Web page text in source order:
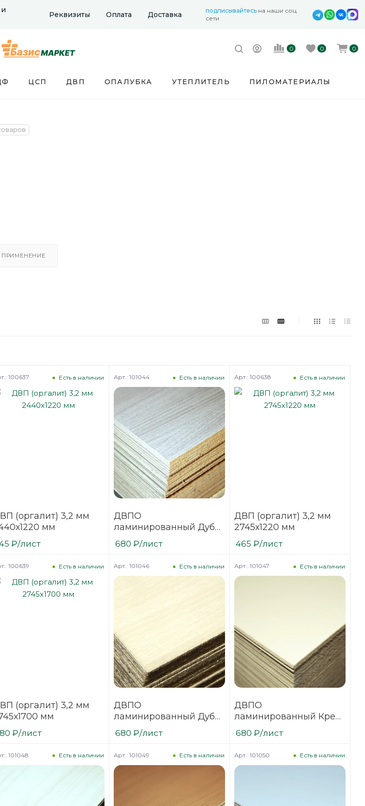
Реквизиты Оплата Доставка подписывайтесь на наши соц.
сети
0 0 0
ЦСП ДВП ОПАЛУБКА УТЕПЛИТЕЛЬ ПИЛОМАТЕРИАЛЫ
ПРИМЕНЕНИЕ
(оргалит) 3,2 мм
мм
Есть в наличии
100637
₽/лист
ДВПО
ламинированный Дуб
Антик №2 3,2х1700х2745
(дерево)
Есть в наличии
Арт.: 101044
680 ₽/лист
ДВП (оргалит) 3,2 мм
2745х1220 мм
Есть в наличии
Арт.: 100638
465 ₽/лист
(оргалит) 3,2 мм
мм
Есть в наличии
100639
₽/лист
ДВПО
ламинированный Дуб
Млечный 3,2х1700х2745
Есть в наличии
Арт.: 101046
680 ₽/лист
ДВПО
ламинированный Крем
3,2х1700х2745
Есть в наличии
Арт.: 101047
680 ₽/лист
Есть в наличии
101048 Есть в наличии
Арт.: 101049 Есть в наличии
Арт.: 101050